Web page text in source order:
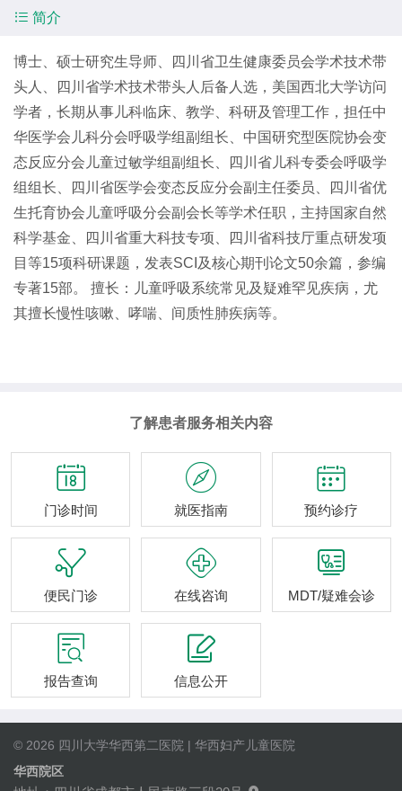
 简介
博士、硕士研究生导师、四川省卫生健康委员会学术技术带
头人、四川省学术技术带头人后备人选，美国西北大学访问
学者，长期从事儿科临床、教学、科研及管理工作，担任中
华医学会儿科分会呼吸学组副组长、中国研究型医院协会变
态反应分会儿童过敏学组副组长、四川省儿科专委会呼吸学
组组长、四川省医学会变态反应分会副主任委员、四川省优
生托育协会儿童呼吸分会副会长等学术任职，主持国家自然
科学基金、四川省重大科技专项、四川省科技厅重点研发项
目等15项科研课题，发表SCI及核心期刊论文50余篇，参编
专著15部。 擅长：儿童呼吸系统常见及疑难罕见疾病，尤
其擅长慢性咳嗽、哮喘、间质性肺疾病等。
了解患者服务相关内容

门诊时间

就医指南

预约诊疗

便民门诊

在线咨询

MDT/疑难会诊

报告查询

信息公开
© 2026 四川大学华西第二医院 | 华西妇产儿童医院
华西院区